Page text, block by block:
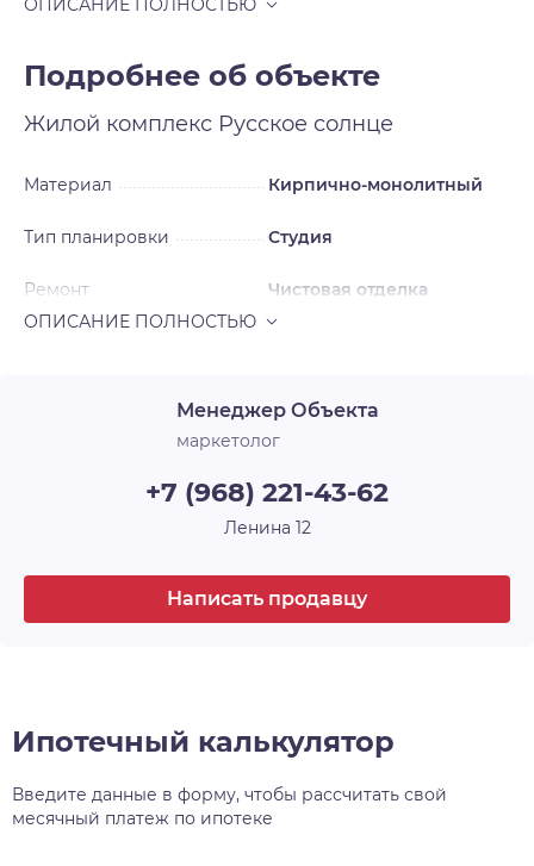
современная архитектура с национальными
русских исторических стилей в нашем
времени. Источниками вдохновения для
архитекторов послужили русский и неорусский
искусстве, существовавшие в нашей стране в
революцией на пике развития. Смотреть на
включать шесть домов, каждый из которых
уникален, каждый — произведение
30-этажная башня, вершина комплекса, станет
высотной доминантой всего района, а
проекта, несомненно, затмит всё, что находится
Подробнее об объекте
Жилой комплекс Русское солнце
Материал Кирпично-монолитный
Тип планировки Студия
Ремонт Чистовая отделка
Менеджер Объекта
маркетолог
+7 (968) 221-43-62
Ленина 12
Написать продавцу
Ипотечный калькулятор
Введите данные в форму, чтобы рассчитать свой
месячный платеж по ипотеке